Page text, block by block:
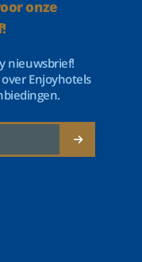
onze
nieuwsbrief!
Enjoyhotels